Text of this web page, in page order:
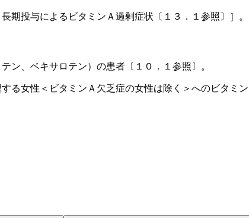
投与によるビタミンＡ過剰症状〔１３．１参照〕］。
、ベキサロテン）の患者〔１０．１参照〕。
女性＜ビタミンＡ欠乏症の女性は除く＞へのビタミ